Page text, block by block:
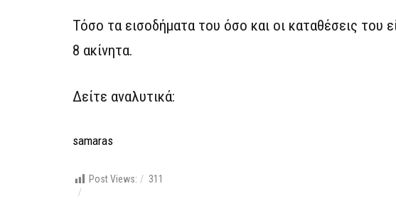
Τόσο τα εισοδήματα του όσο και οι καταθέσεις του
8 ακίνητα.
Δείτε αναλυτικά:
samaras
Post Views: 311